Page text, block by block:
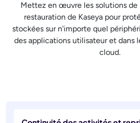
Mettez en œuvre les solutions de
restauration de Kaseya pour
stockées sur n'importe quel
des applications utilisateur et dans
cloud.